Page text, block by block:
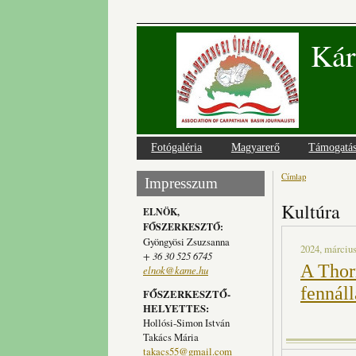
Fotógaléria Magyarerő Támogatás
Impresszum
ELNÖK,
FŐSZERKESZTŐ:
Gyöngyösi Zsuzsanna
+ 36 30 525 6745
elnok@kame.hu
FŐSZERKESZTŐ-
HELYETTES:
Hollósi-Simon István
Takács Mária
takacs55@gmail.com
Jelenlegi
Címlap
Kultúra
2024,
A